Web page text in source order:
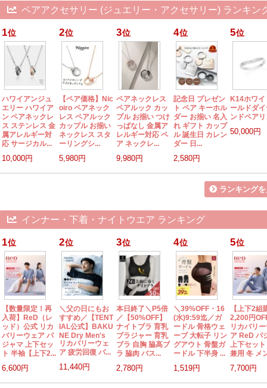
ペアアクセサリー (ジュエリー・アクセサリー) ランキン
1位
ハワイアンジュ
エリー ハワイア
ン ペアネックレ
ス ステンレス 金
属アレルギー対
応 サージカル...
10,000円
2位
【ペア価格】Nic
oiro ペアネック
レス ペアルック
カップル お揃い
ネックレス スタ
ーリングシ...
5,980円
3位
ペアネックレス
ペアルック カッ
プル お揃い つけ
っぱなし 金属ア
レルギー対応 ペ
ア ネックレ...
9,980円
4位
記念日 プレゼン
ト ペア キーホル
ダー お揃い 名入
れ ギフト カップ
ル 誕生日 カレン
ダー 日...
2,580円
5位
K14ホワイ
ールドダ
ンドペア
50,000円
ランキング
インナー・下着・ナイトウエア ランキング
1位
【数量限定！再
入荷】ReD（レ
ッド）公式 リカ
バリーウェア パ
ジャマ 上下セッ
ト 半袖【上下2...
6,600円
2位
＼父の日にもお
すすめ／【TENT
IAL公式】BAKU
NE Dry Men's
リカバリーウェ
ア 疲労回復 パ...
11,440円
3位
本日終了＼P5倍
／【50%OFF】
ナイトブラ 育乳
ブラジャー 育乳
ブラ 自胸 脇高ブ
ラ 脇肉 バス...
2,780円
4位
＼39%OFF・16
(水)9:59迄／ガ
ードル 骨格ウェ
ーブ 大転子 リン
グアウト 骨盤ガ
ードル 下半身 ...
1,519円
5位
【上下2組
2,200円
リカバリ
ア ReD パ
上下セッ
兼用 冬 メ
7,700円